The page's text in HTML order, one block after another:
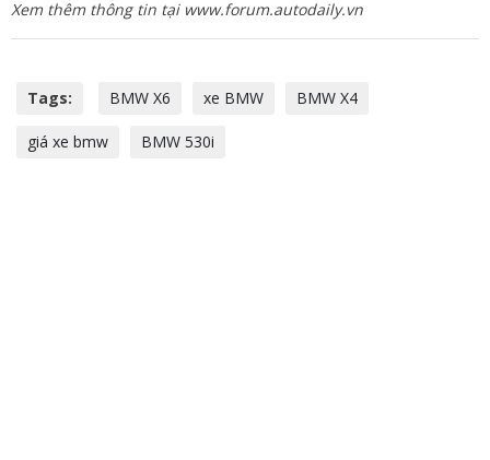
Xem thêm thông tin tại www.forum.autodaily.vn
Tags: BMW X6 xe BMW BMW X4
giá xe bmw BMW 530i